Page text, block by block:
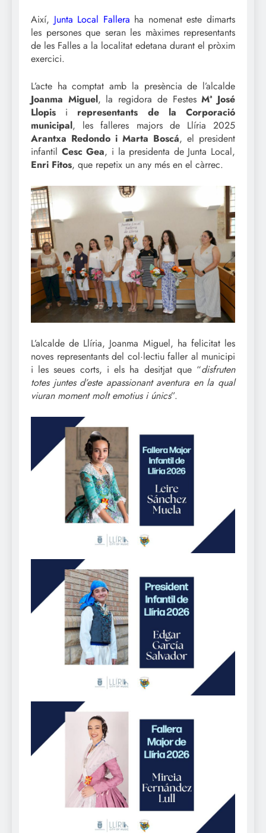
Així, Junta Local Fallera ha nomenat este dimarts
les persones que seran les màximes representants
de les Falles a la localitat edetana durant el pròxim
exercici.
L’acte ha comptat amb la presència de l’alcalde
Joanma Miguel, la regidora de FestesMª José
Llopis i representants de la Corporació
municipal, les falleres majors de Llíria 2025
Arantxa Redondo i Marta Boscá, el president
infantil Cesc Gea, i la presidenta de Junta Local,
Enri Fitos, que repetix un any més en el càrrec.
L’alcalde de Llíria, Joanma Miguel, ha felicitat les
noves representants del col·lectiu faller al municipi
i les seues corts, i els ha desitjat que “disfruten
totes juntes d’este apassionant aventura en la qual
viuran moment molt emotius i únics”.